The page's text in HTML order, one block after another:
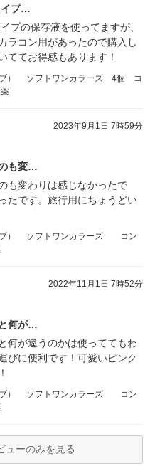
イプ…
プの保存液を使ってますが、
ラコン用があったので購入し
ててお得感もあります！
ブ） ソフトワンカラーズ 4個 コ
2023年9月1日 7時59分
も変…
も変わりは感じなかったで
たです。旅行用にちょうどい
ブ） ソフトワンカラーズ コン
2022年11月1日 7時52分
何が…
何が違うのかは使っててもわ
びに便利です！可愛いピンク
ブ） ソフトワンカラーズ コン
ューのみを見る